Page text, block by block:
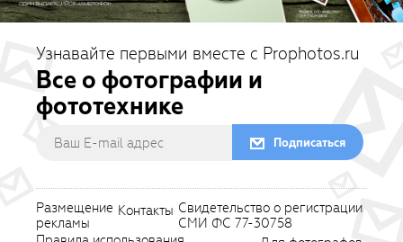
Узнавайте первыми вместе с Prophotos.ru
Все о фотографии и
фототехнике
Подписаться
Размещение
рекламы
Контакты Свидетельство о регистрации
СМИ ФС 77-30758